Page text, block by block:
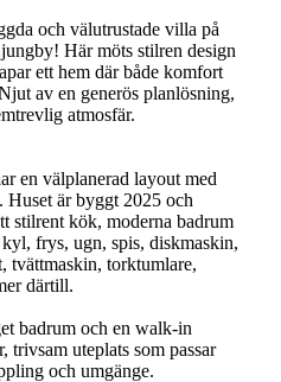
och välutrustade villa på
Här möts stilren design
ett hem där både komfort
av en generös planlösning,
atmosfär.
en välplanerad layout med
är byggt 2025 och
stilrent kök, moderna badrum
frys, ugn, spis, diskmaskin,
tvättmaskin, torktumlare,
därtill.
badrum och en walk-in
trivsam uteplats som passar
och umgänge.